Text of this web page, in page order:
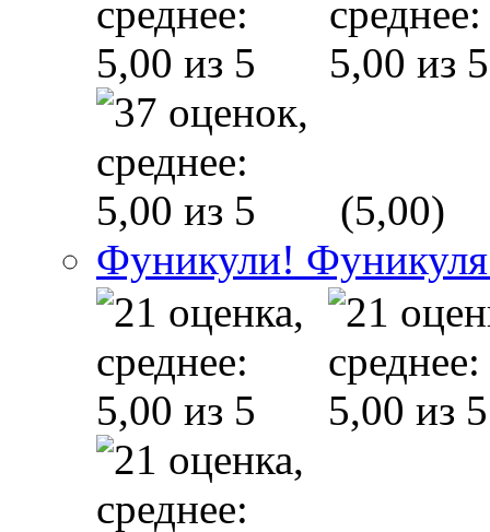
(5,00)
Фуникули!